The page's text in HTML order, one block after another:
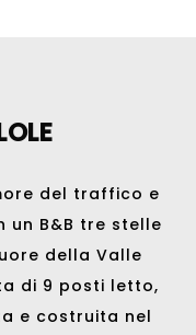
del traffico e
un B&B tre stelle
della Valle
di 9 posti letto,
e costruita nel